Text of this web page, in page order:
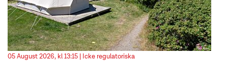
05 August 2026, kl 13:15 | Icke regulatoriska